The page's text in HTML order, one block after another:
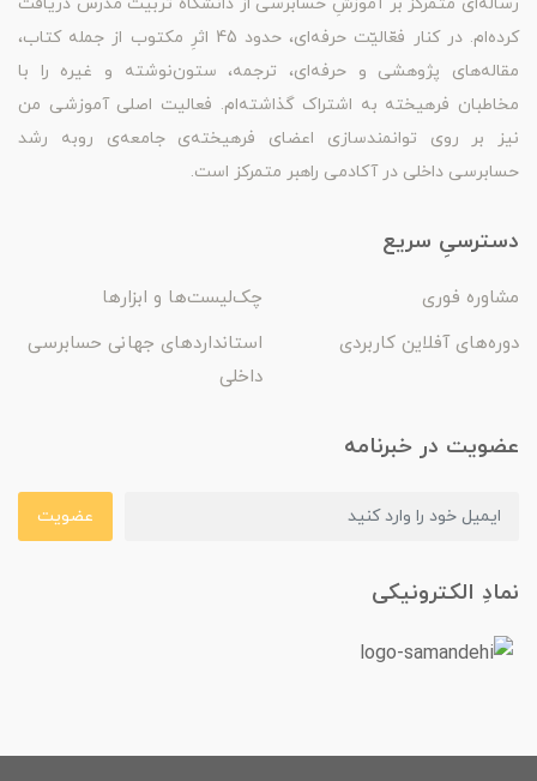
رساله‌ای متمرکز بر آموزشِ حسابرسی از دانشگاه تربیت مدرس دریافت
کرده‌ام. در کنار فعّالیّت حرفه‌ای، حدود 45 اثرِ مکتوب از جمله کتاب،
مقاله‌های پژوهشی و حرفه‌ای، ترجمه، ستون‌نوشته و غیره را با
مخاطبان فرهیخته به اشتراک گذاشته‌ام. فعالیت اصلی آموزشی من
نیز بر روی توانمندسازی اعضای فرهیخته‌ی جامعه‌ی روبه رشد
حسابرسی داخلی در آکادمی راهبر متمرکز است.
دسترسیِ سریع
مشاوره فوری
چک‌لیست‌ها و ابزارها
دوره‌های آفلاین کاربردی
استانداردهای جهانی حسابرسی
داخلی
عضویت در خبرنامه
عضویت
نمادِ الکترونیکی